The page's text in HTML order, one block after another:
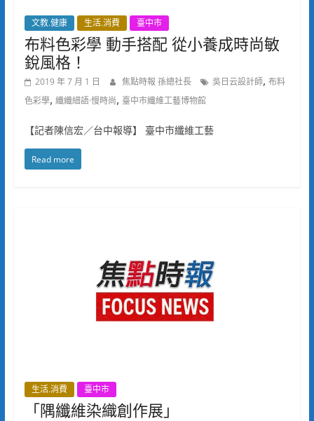
文教.健康 生活.消費 臺中市
布料色彩學 動手搭配 從小養成時尚敏
銳風格！
2019 年 7 月 1 日 焦點時報 孫總社長 吳日云設計師, 布料
色彩學, 纖纖細語·慢時尚, 臺中市纖維工藝博物館
【記者陳信宏／台中報導】 臺中市纖維工藝
Read more
生活.消費 臺中市
「隅纖維染織創作展」